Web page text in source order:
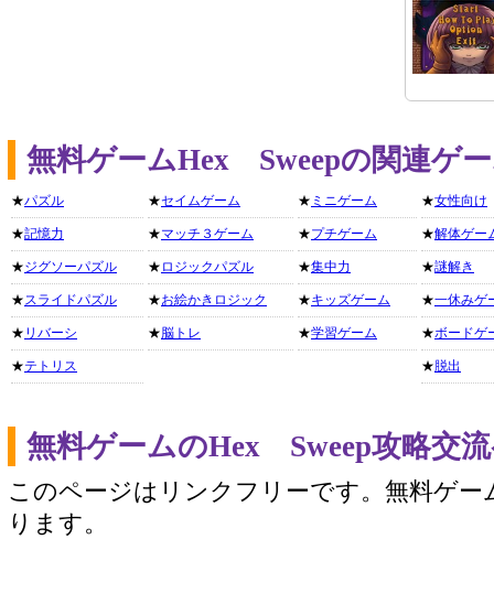
無料ゲームHex Sweepの関連ゲ
★パズル
★記憶力
★ジグソーパズル
★スライドパズル
★ リバーシ
★テトリス
★セイムゲーム
★マッチ３ゲーム
★ ロジックパズル
★お絵かきロジック
★脳トレ
★ ミニゲーム
★プチゲーム
★集中力
★キッズゲーム
★学習ゲーム
★女性向け
★解体ゲー
★謎解き
★一休みゲ
★ボードゲ
★ 脱出
無料ゲームのHex Sweep攻略交
このページはリンクフリーです。無料ゲー
ります。